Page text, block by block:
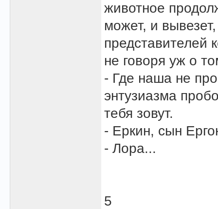
животное
может, и
представителей
не говоря уж о
- Где наша не
энтузиазма
тебя зовут.
- Еркин, сын
- Лора...
5